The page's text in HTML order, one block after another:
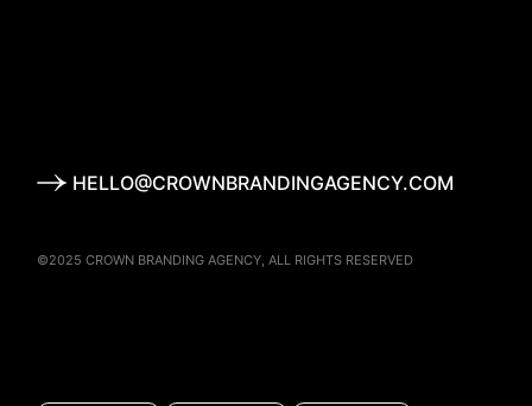
HELLO@CROWNBRANDINGAGENCY.COM
©2025CROWN BRANDING AGENCY, ALL RIGHTS RESERVED